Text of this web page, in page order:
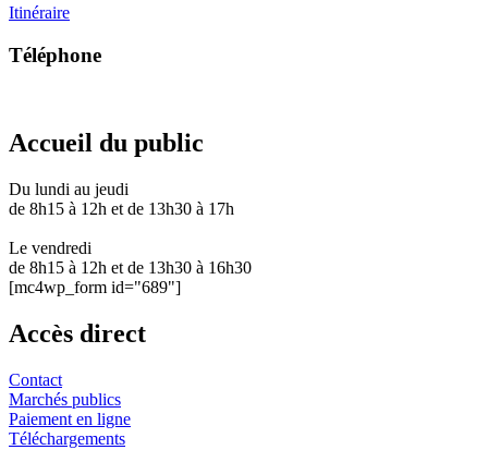
Itinéraire
Téléphone
Accueil du public
Du lundi au jeudi
de 8h15 à 12h et de 13h30 à 17h
Le vendredi
de 8h15 à 12h et de 13h30 à 16h30
[mc4wp_form id="689"]
Accès direct
Contact
Marchés publics
Paiement en ligne
Téléchargements